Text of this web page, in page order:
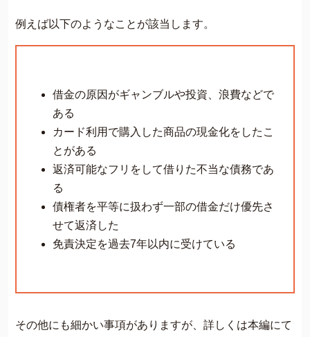
例えば以下のようなことが該当します。
借金の原因がギャンブルや投資、浪費などで
ある
カード利用で購入した商品の現金化をしたこ
とがある
返済可能なフリをして借りた不当な債務であ
る
債権者を平等に扱わず一部の借金だけ優先さ
せて返済した
免責決定を過去7年以内に受けている
その他にも細かい事項がありますが、詳しくは本編にて